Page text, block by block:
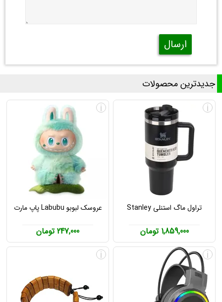
ارسال
جدیدترین محصولات
تراول ماگ استنلی Stanley
1,859,000 تومان
i
عروسک لبوبو Labubu پاپ مارت
247,000 تومان
i
i
i